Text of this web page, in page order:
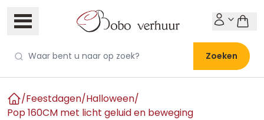
Zoeken
Home
/Feestdagen/Halloween/
Pop 160CM met licht geluid en beweging